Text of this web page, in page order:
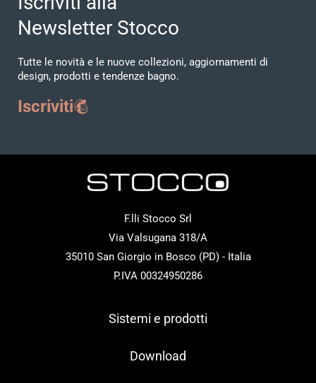
Newsletter Stocco
Tutte le novità e le nuove collezioni, aggiornamenti di
design, prodotti e tendenze bagno.
Iscriviti
F.lli Stocco Srl
Via Valsugana 318/A
35010 San Giorgio in Bosco (PD) - Italia
P.IVA 00324950286
Sistemi e prodotti
Download